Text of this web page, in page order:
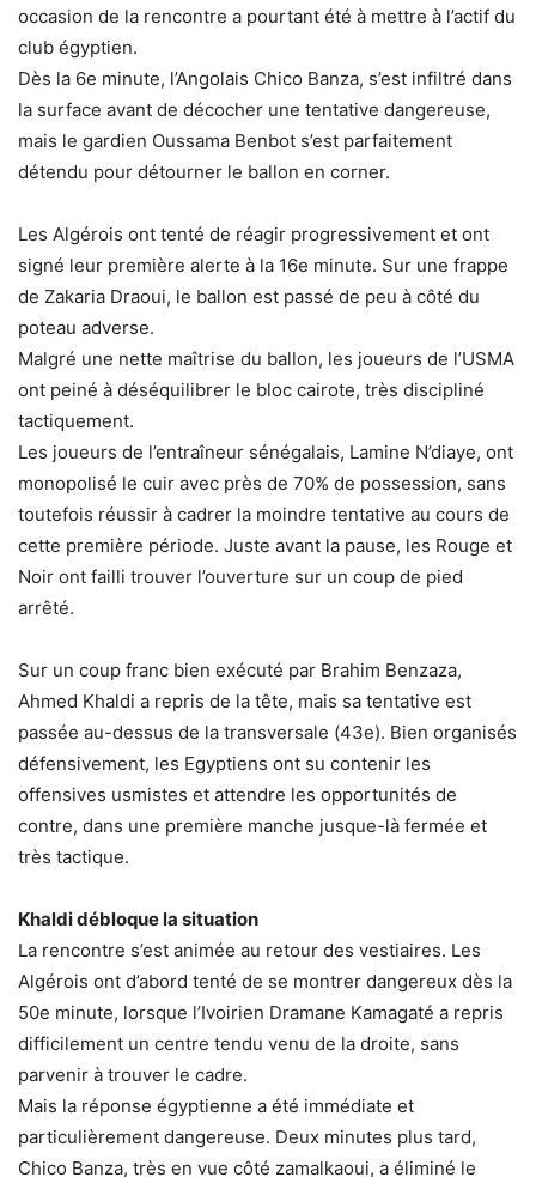
occasion de la rencontre a pourtant été à mettre à l’actif du
club égyptien.
Dès la 6e minute, l’Angolais Chico Banza, s’est infiltré dans
la surface avant de décocher une tentative dangereuse,
mais le gardien Oussama Benbot s’est parfaitement
détendu pour détourner le ballon en corner.
Les Algérois ont tenté de réagir progressivement et ont
signé leur première alerte à la 16e minute. Sur une frappe
de Zakaria Draoui, le ballon est passé de peu à côté du
poteau adverse.
Malgré une nette maîtrise du ballon, les joueurs de l’USMA
ont peiné à déséquilibrer le bloc cairote, très discipliné
tactiquement.
Les joueurs de l’entraîneur sénégalais, Lamine N’diaye, ont
monopolisé le cuir avec près de 70% de possession, sans
toutefois réussir à cadrer la moindre tentative au cours de
cette première période. Juste avant la pause, les Rouge et
Noir ont failli trouver l’ouverture sur un coup de pied
arrêté.
Sur un coup franc bien exécuté par Brahim Benzaza,
Ahmed Khaldi a repris de la tête, mais sa tentative est
passée au-dessus de la transversale (43e). Bien organisés
défensivement, les Egyptiens ont su contenir les
offensives usmistes et attendre les opportunités de
contre, dans une première manche jusque-là fermée et
très tactique.
Khaldi débloque la situation
La rencontre s’est animée au retour des vestiaires. Les
Algérois ont d’abord tenté de se montrer dangereux dès la
50e minute, lorsque l’Ivoirien Dramane Kamagaté a repris
difficilement un centre tendu venu de la droite, sans
parvenir à trouver le cadre.
Mais la réponse égyptienne a été immédiate et
particulièrement dangereuse. Deux minutes plus tard,
Chico Banza, très en vue côté zamalkaoui, a éliminé le